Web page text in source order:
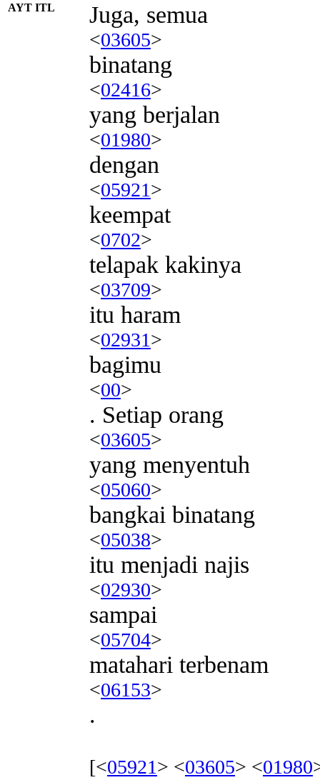
AYT ITL Juga, semua
<03605>
binatang
<02416>
yang berjalan
<01980>
dengan
<05921>
keempat
<0702>
telapak kakinya
<03709>
itu haram
<02931>
bagimu
<00>
. Setiap orang
<03605>
yang menyentuh
<05060>
bangkai binatang
<05038>
itu menjadi najis
<02930>
sampai
<05704>
matahari terbenam
<06153>
.
[<05921> <03605> <01980